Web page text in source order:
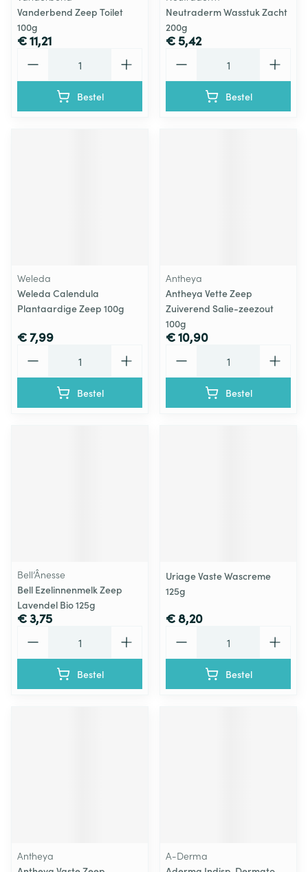
Vanderbend Zeep Toilet
100g
€ 11,21
Bestel
Neutraderm Wasstuk Zacht
200g
€ 5,42
Bestel
Weleda
Weleda Calendula
Plantaardige Zeep 100g
€ 7,99
Bestel
Antheya
Antheya Vette Zeep
Zuiverend Salie-zeezout
100g
€ 10,90
Bestel
Bell’Ânesse
Bell Ezelinnenmelk Zeep
Lavendel Bio 125g
€ 3,75
Bestel
Uriage Vaste Wascreme
125g
€ 8,20
Bestel
Antheya
A-Derma